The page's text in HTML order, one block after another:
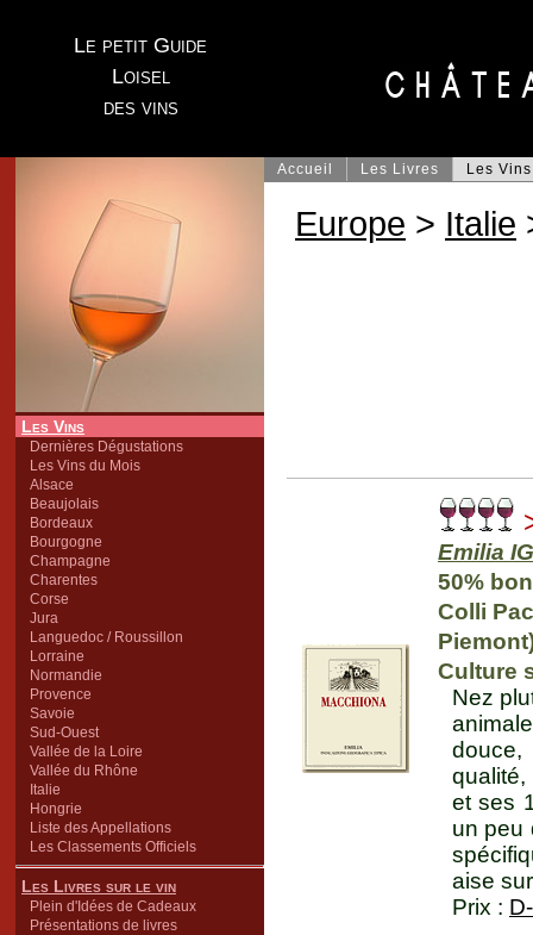
Le petit Guide
Loisel
des vins
Les Vins
Dernières Dégustations
Les Vins du Mois
Alsace
Beaujolais
Bordeaux
Bourgogne
Champagne
Charentes
Corse
Jura
Languedoc / Roussillon
Lorraine
Normandie
Provence
Savoie
Sud-Ouest
Vallée de la Loire
Vallée du Rhône
Italie
Hongrie
Liste des Appellations
Les Classements Officiels
Les Livres sur le vin
Plein d'Idées de Cadeaux
Présentations de livres
Accueil Les Livres Les Vins
Europe > Italie
Emilia
50%
Colli
Culture
Nez
douce,
qualité,
et ses
un peu
aise
Prix : D-